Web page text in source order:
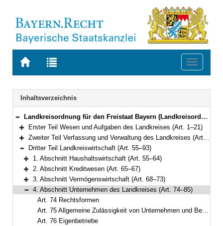
Zur
BAYERN.RECHT
Zur
letzten
Suche
Toggle
Navigation
Inhaltsverzeichnis
Bereich reduzieren
Landkreisordnung für den Freistaat Bayern (Landkreisordnung – LKrO) in der Fassung der Bekanntmachung vom 22. August 1998 (GVBl. S. 826) BayRS 2020-3-1-I (Art. 1–108)
Bereich erweitern
Erster Teil Wesen und Aufgaben des Landkreises (Art. 1–21)
Bereich erweitern
Zweiter Teil Verfassung und Verwaltung des Landkreises (Art. 22–54)
Bereich reduzieren
Dritter Teil Landkreiswirtschaft (Art. 55–93)
Bereich erweitern
1. Abschnitt Haushaltswirtschaft (Art. 55–64)
Bereich erweitern
2. Abschnitt Kreditwesen (Art. 65–67)
Bereich erweitern
3. Abschnitt Vermögenswirtschaft (Art. 68–73)
Bereich reduzieren
4. Abschnitt Unternehmen des Landkreises (Art. 74–85)
Art. 74 Rechtsformen
Art. 75 Allgemeine Zulässigkeit von Unternehmen und Beteiligungen
Art. 76 Eigenbetriebe